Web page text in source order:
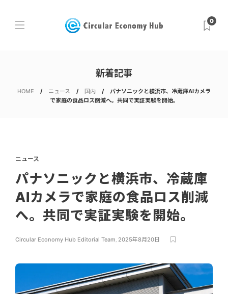
0
新着記事
HOME ニュース 国内
パナソニックと横浜市、冷蔵庫AIカメラ
で家庭の食品ロス削減へ。共同で実証実験を開始。
ニュース
パナソニックと横浜市、冷蔵庫
AIカメラで家庭の食品ロス削減
へ。共同で実証実験を開始。
Circular Economy Hub Editorial Team, 2025年8月20日